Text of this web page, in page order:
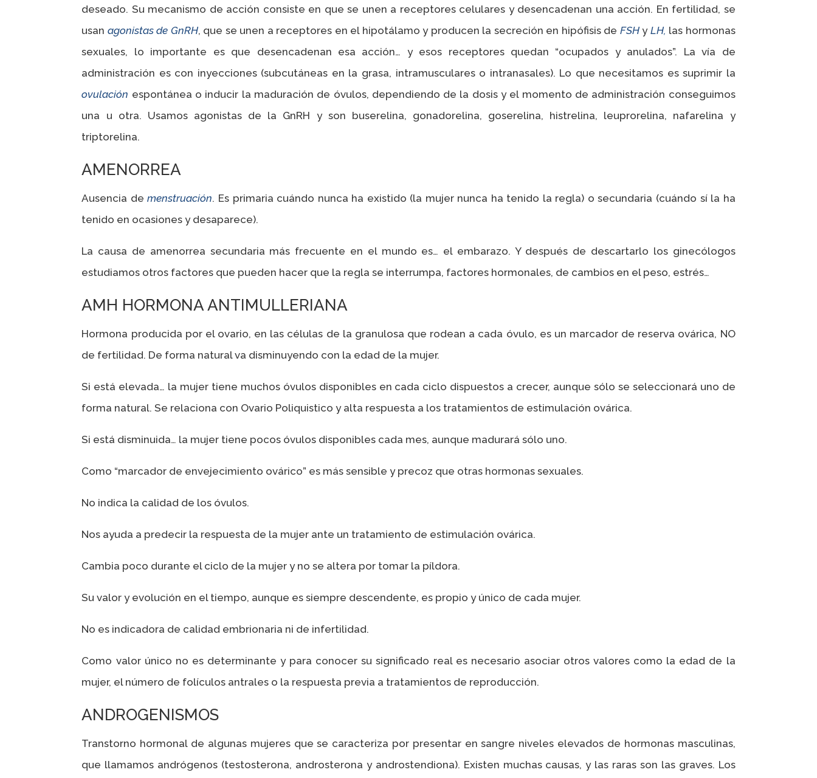
deseado. Su mecanismo de acción consiste en que se unen a receptores celulares y desencadenan una acción. En fertilidad, se
usan agonistas de GnRH, que se unen a receptores en el hipotálamo y producen la secreción en hipófisis de FSHy LH, las hormonas
sexuales, lo importante es que desencadenan esa acción… y esos receptores quedan “ocupados y anulados”. La vía de
administración es con inyecciones (subcutáneas en la grasa, intramusculares o intranasales). Lo que necesitamos es suprimir la
ovulación espontánea o inducir la maduración de óvulos, dependiendo de la dosis y el momento de administración conseguimos
una u otra. Usamos agonistas de la GnRH y son buserelina, gonadorelina, goserelina, histrelina, leuprorelina, nafarelina y
triptorelina.
AMENORREA
Ausencia demenstruación. Es primaria cuándo nunca ha existido (la mujer nunca ha tenido la regla) o secundaria (cuándo sí la ha
tenido en ocasiones y desaparece).
La causa de amenorrea secundaria más frecuente en el mundo es… el embarazo. Y después de descartarlo los ginecólogos
estudiamos otros factores que pueden hacer que la regla se interrumpa, factores hormonales, de cambios en el peso, estrés…
AMH HORMONA ANTIMULLERIANA
Hormona producida por el ovario, en las células de la granulosa que rodean a cada óvulo, es un marcador de reserva ovárica, NO
de fertilidad. De forma natural va disminuyendo con la edad de la mujer.
Si está elevada… la mujer tiene muchos óvulos disponibles en cada ciclo dispuestos a crecer, aunque sólo se seleccionará uno de
forma natural. Se relaciona con Ovario Poliquistico y alta respuesta a los tratamientos de estimulación ovárica.
Si está disminuida… la mujer tiene pocos óvulos disponibles cada mes, aunque madurará sólo uno.
Como “marcador de envejecimiento ovárico” es más sensible y precoz que otras hormonas sexuales.
No indica la calidad de los óvulos.
Nos ayuda a predecir la respuesta de la mujer ante un tratamiento de estimulación ovárica.
Cambia poco durante el ciclo de la mujer y no se altera por tomar la píldora.
Su valor y evolución en el tiempo, aunque es siempre descendente, es propio y único de cada mujer.
No es indicadora de calidad embrionaria ni de infertilidad.
Como valor único no es determinante y para conocer su significado real es necesario asociar otros valores como la edad de la
mujer, el número de folículos antrales o la respuesta previa a tratamientos de reproducción.
ANDROGENISMOS
Transtorno hormonal de algunas mujeres que se caracteriza por presentar en sangre niveles elevados de hormonas masculinas,
que llamamos andrógenos (testosterona, androsterona y androstendiona). Existen muchas causas, y las raras son las graves. Los